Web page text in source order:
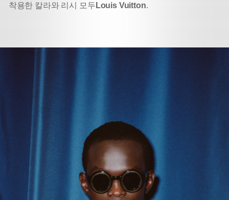
착용한 칼라와 리시 모두 Louis Vuitton.